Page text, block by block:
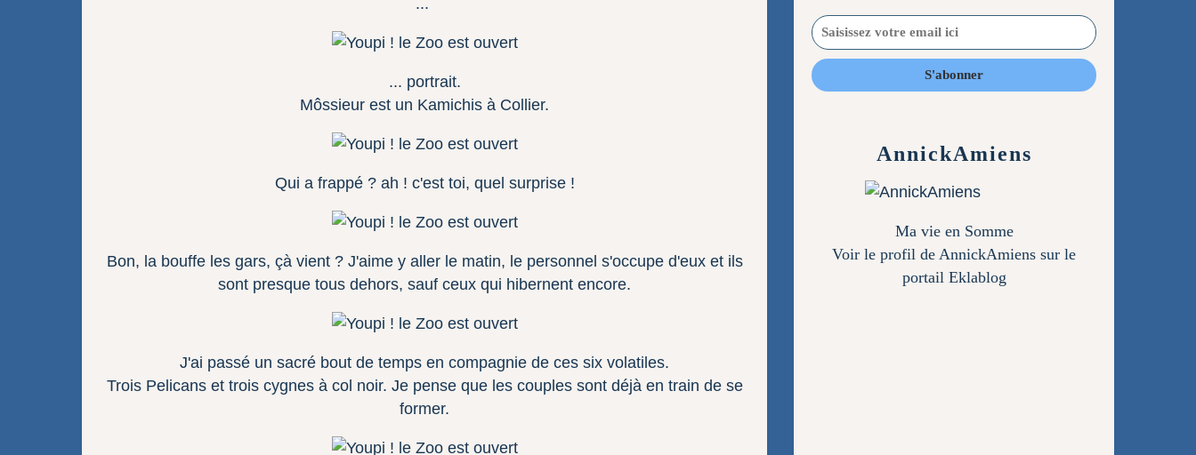
... portrait.
Môssieur est un Kamichis à Collier.
Qui a frappé ? ah ! c'est toi, quel surprise !
Bon, la bouffe les gars, çà vient ? J'aime y aller le matin, le personnel s'occupe d'eux et ils
sont presque tous dehors, sauf ceux qui hibernent encore.
J'ai passé un sacré bout de temps en compagnie de ces six volatiles.
Trois Pelicans et trois cygnes à col noir. Je pense que les couples sont déjà en train de se
former.
AnnickAmiens
Ma vie en Somme
Voir le profil de AnnickAmiens sur le
portail Eklablog